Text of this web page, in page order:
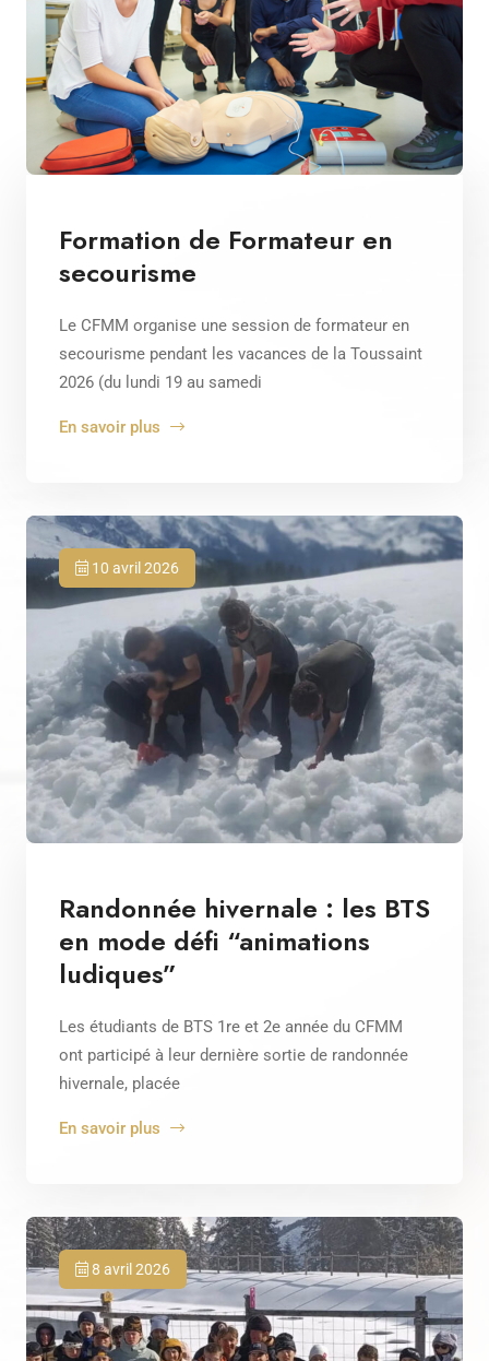
Formation de Formateur en
secourisme
Le CFMM organise une session de formateur en
secourisme pendant les vacances de la Toussaint
2026 (du lundi 19 au samedi
En savoir plus
10 avril 2026
Randonnée hivernale : les BTS
en mode défi “animations
ludiques”
Les étudiants de BTS 1re et 2e année du CFMM
ont participé à leur dernière sortie de randonnée
hivernale, placée
En savoir plus
8 avril 2026